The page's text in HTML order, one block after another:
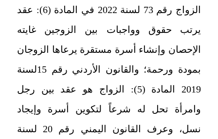
الزواج رقم 73 لسنة 2022 في المادة (6): عقد
يرتب حقوق وواجبات بين الزوجين غايته
الإحصان وإنشاء أسرة مستقرة يرعاها الزوجان
بمودة ورحمة؛ والقانون الأردني رقم 15لسنة
2019 المادة (5): الزواج هو عقد بين رجل
وامرأة تحل له شرعاً لتكوين أسرة وإيجاد
نسل، وعرف القانون اليمني رقم 20 لسنة